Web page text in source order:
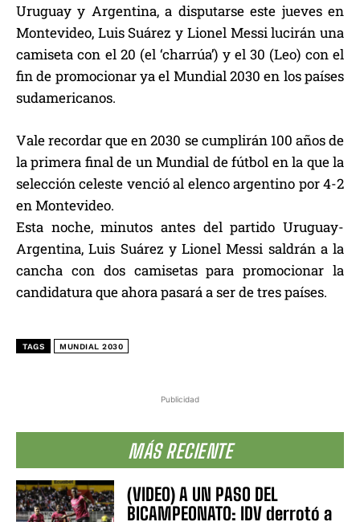
Publicidad
MÁS RECIENTE
(VIDEO) A UN PASO DEL
BICAMPEONATO: IDV derrotó a
Uruguay y Argentina, a disputarse este jueves en
Montevideo, Luis Suárez y Lionel Messi lucirán una
camiseta con el 20 (el ‘charrúa’) y el 30 (Leo) con el
fin de promocionar ya el Mundial 2030 en los países
sudamericanos.
Vale recordar que en 2030 se cumplirán 100 años de
la primera final de un Mundial de fútbol en la que la
selección celeste venció al elenco argentino por 4-2
en Montevideo.
Esta noche, minutos antes del partido Uruguay-
Argentina, Luis Suárez y Lionel Messi saldrán a la
cancha con dos camisetas para promocionar la
candidatura que ahora pasará a ser de tres países.
TAGS MUNDIAL 2030